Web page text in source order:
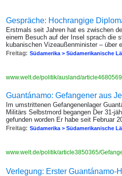
Gespräche: Hochrangige
Erstmals seit Jahren hat es zwischen
einem Besuch auf der Insel sprach die
kubanischen Vizeaußenminister – über
Freitag: Südamerika > Südamerikanische
www.welt.de/politik/ausland/
Guantánamo: Gefangener aus
Im umstrittenen Gefangenenlager
Militärs Selbstmord begangen Der 31-
gefunden worden Er habe seit Februar
Freitag: Südamerika > Südamerikanische
www.welt.de/politik/article3850365/
Verlegung: Erster Guantánamo-